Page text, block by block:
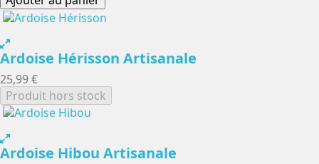
Ardoise Hérisson Artisanale
25,99 €
Produit hors stock
Ardoise Hibou Artisanale